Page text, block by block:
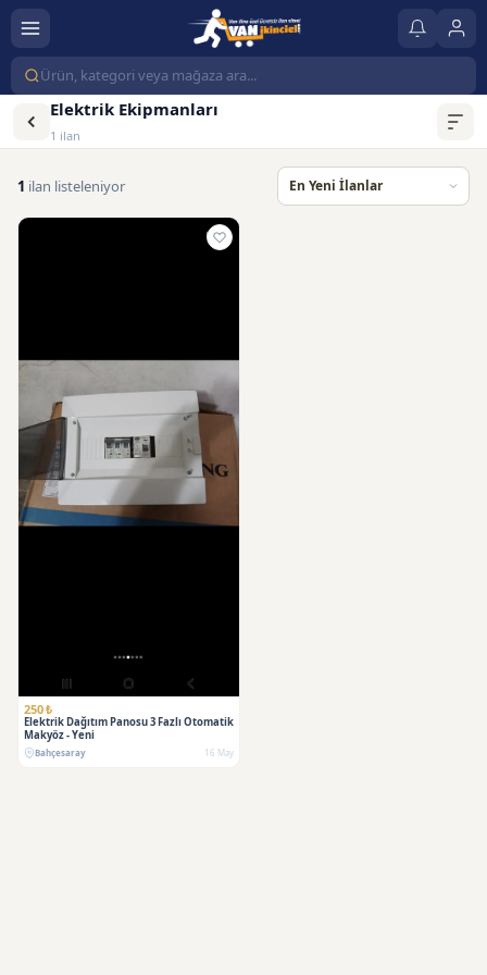
Elektrik Ekipmanları
1 ilan
1 ilan listeleniyor
250 ₺
Elektrik Dağıtım Panosu 3 Fazlı Otomatik
Makyöz - Yeni
Bahçesaray 16 May